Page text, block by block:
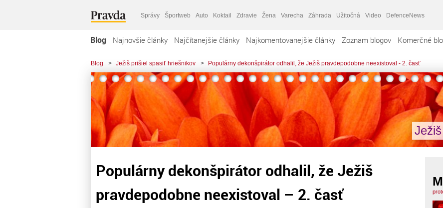
Správy Športweb Auto Koktail Zdravie Žena Varecha Záhrada Užitočná Video DefenceNews
Blog Najnovšie články Najčítanejšie články Najkomentovanejšie články Zoznam blogov Komerčné
Blog > Ježiš prišiel spasiť hriešnikov > Populárny dekonšpirátor odhalil, že Ježiš pravdepodobne neexistoval - 2. časť
Populárny dekonšpirátor odhalil, že Ježiš
pravdepodobne neexistoval – 2. časť